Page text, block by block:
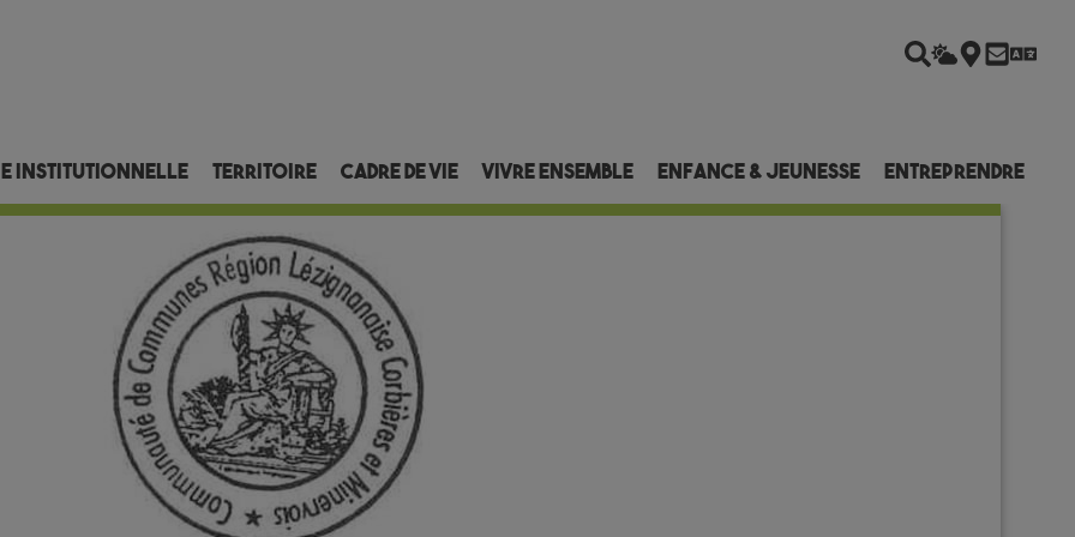
institutionnelle Territoire Cadre de vie Vivre ensemble Enfance & Jeunesse Entreprendre